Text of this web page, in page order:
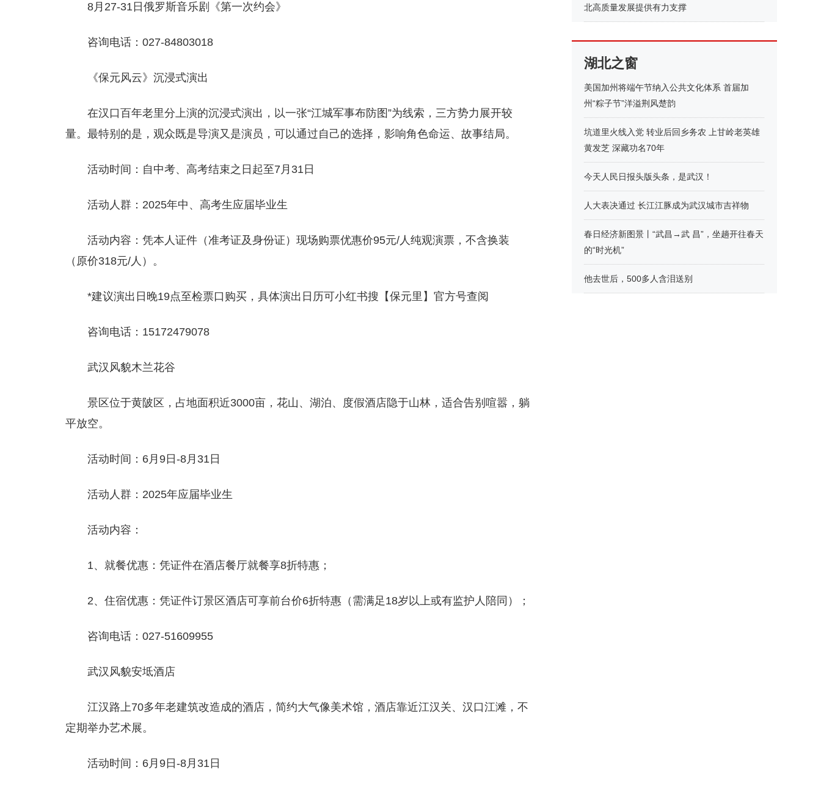
8月27-31日俄罗斯音乐剧《第一次约会》
咨询电话：027-84803018
《保元风云》沉浸式演出
在汉口百年老里分上演的沉浸式演出，以一张“江城军事布防图”为线索，三方势力展开较
量。最特别的是，观众既是导演又是演员，可以通过自己的选择，影响角色命运、故事结局。
活动时间：自中考、高考结束之日起至7月31日
活动人群：2025年中、高考生应届毕业生
活动内容：凭本人证件（准考证及身份证）现场购票优惠价95元/人纯观演票，不含换装
（原价318元/人）。
*建议演出日晚19点至检票口购买，具体演出日历可小红书搜【保元里】官方号查阅
咨询电话：15172479078
武汉风貌木兰花谷
景区位于黄陂区，占地面积近3000亩，花山、湖泊、度假酒店隐于山林，适合告别喧嚣，躺
平放空。
活动时间：6月9日-8月31日
活动人群：2025年应届毕业生
活动内容：
1、就餐优惠：凭证件在酒店餐厅就餐享8折特惠；
2、住宿优惠：凭证件订景区酒店可享前台价6折特惠（需满足18岁以上或有监护人陪同）；
咨询电话：027-51609955
武汉风貌安坻酒店
江汉路上70多年老建筑改造成的酒店，简约大气像美术馆，酒店靠近江汉关、汉口江滩，不
定期举办艺术展。
活动时间：6月9日-8月31日
北高质量发展提供有力支撑
湖北之窗
美国加州将端午节纳入公共文化体系 首届加
州“粽子节”洋溢荆风楚韵
坑道里火线入党 转业后回乡务农 上甘岭老英雄
黄发芝 深藏功名70年
今天人民日报头版头条，是武汉！
人大表决通过 长江江豚成为武汉城市吉祥物
春日经济新图景丨“武昌→武 昌”，坐趟开往春天
的“时光机”
他去世后，500多人含泪送别